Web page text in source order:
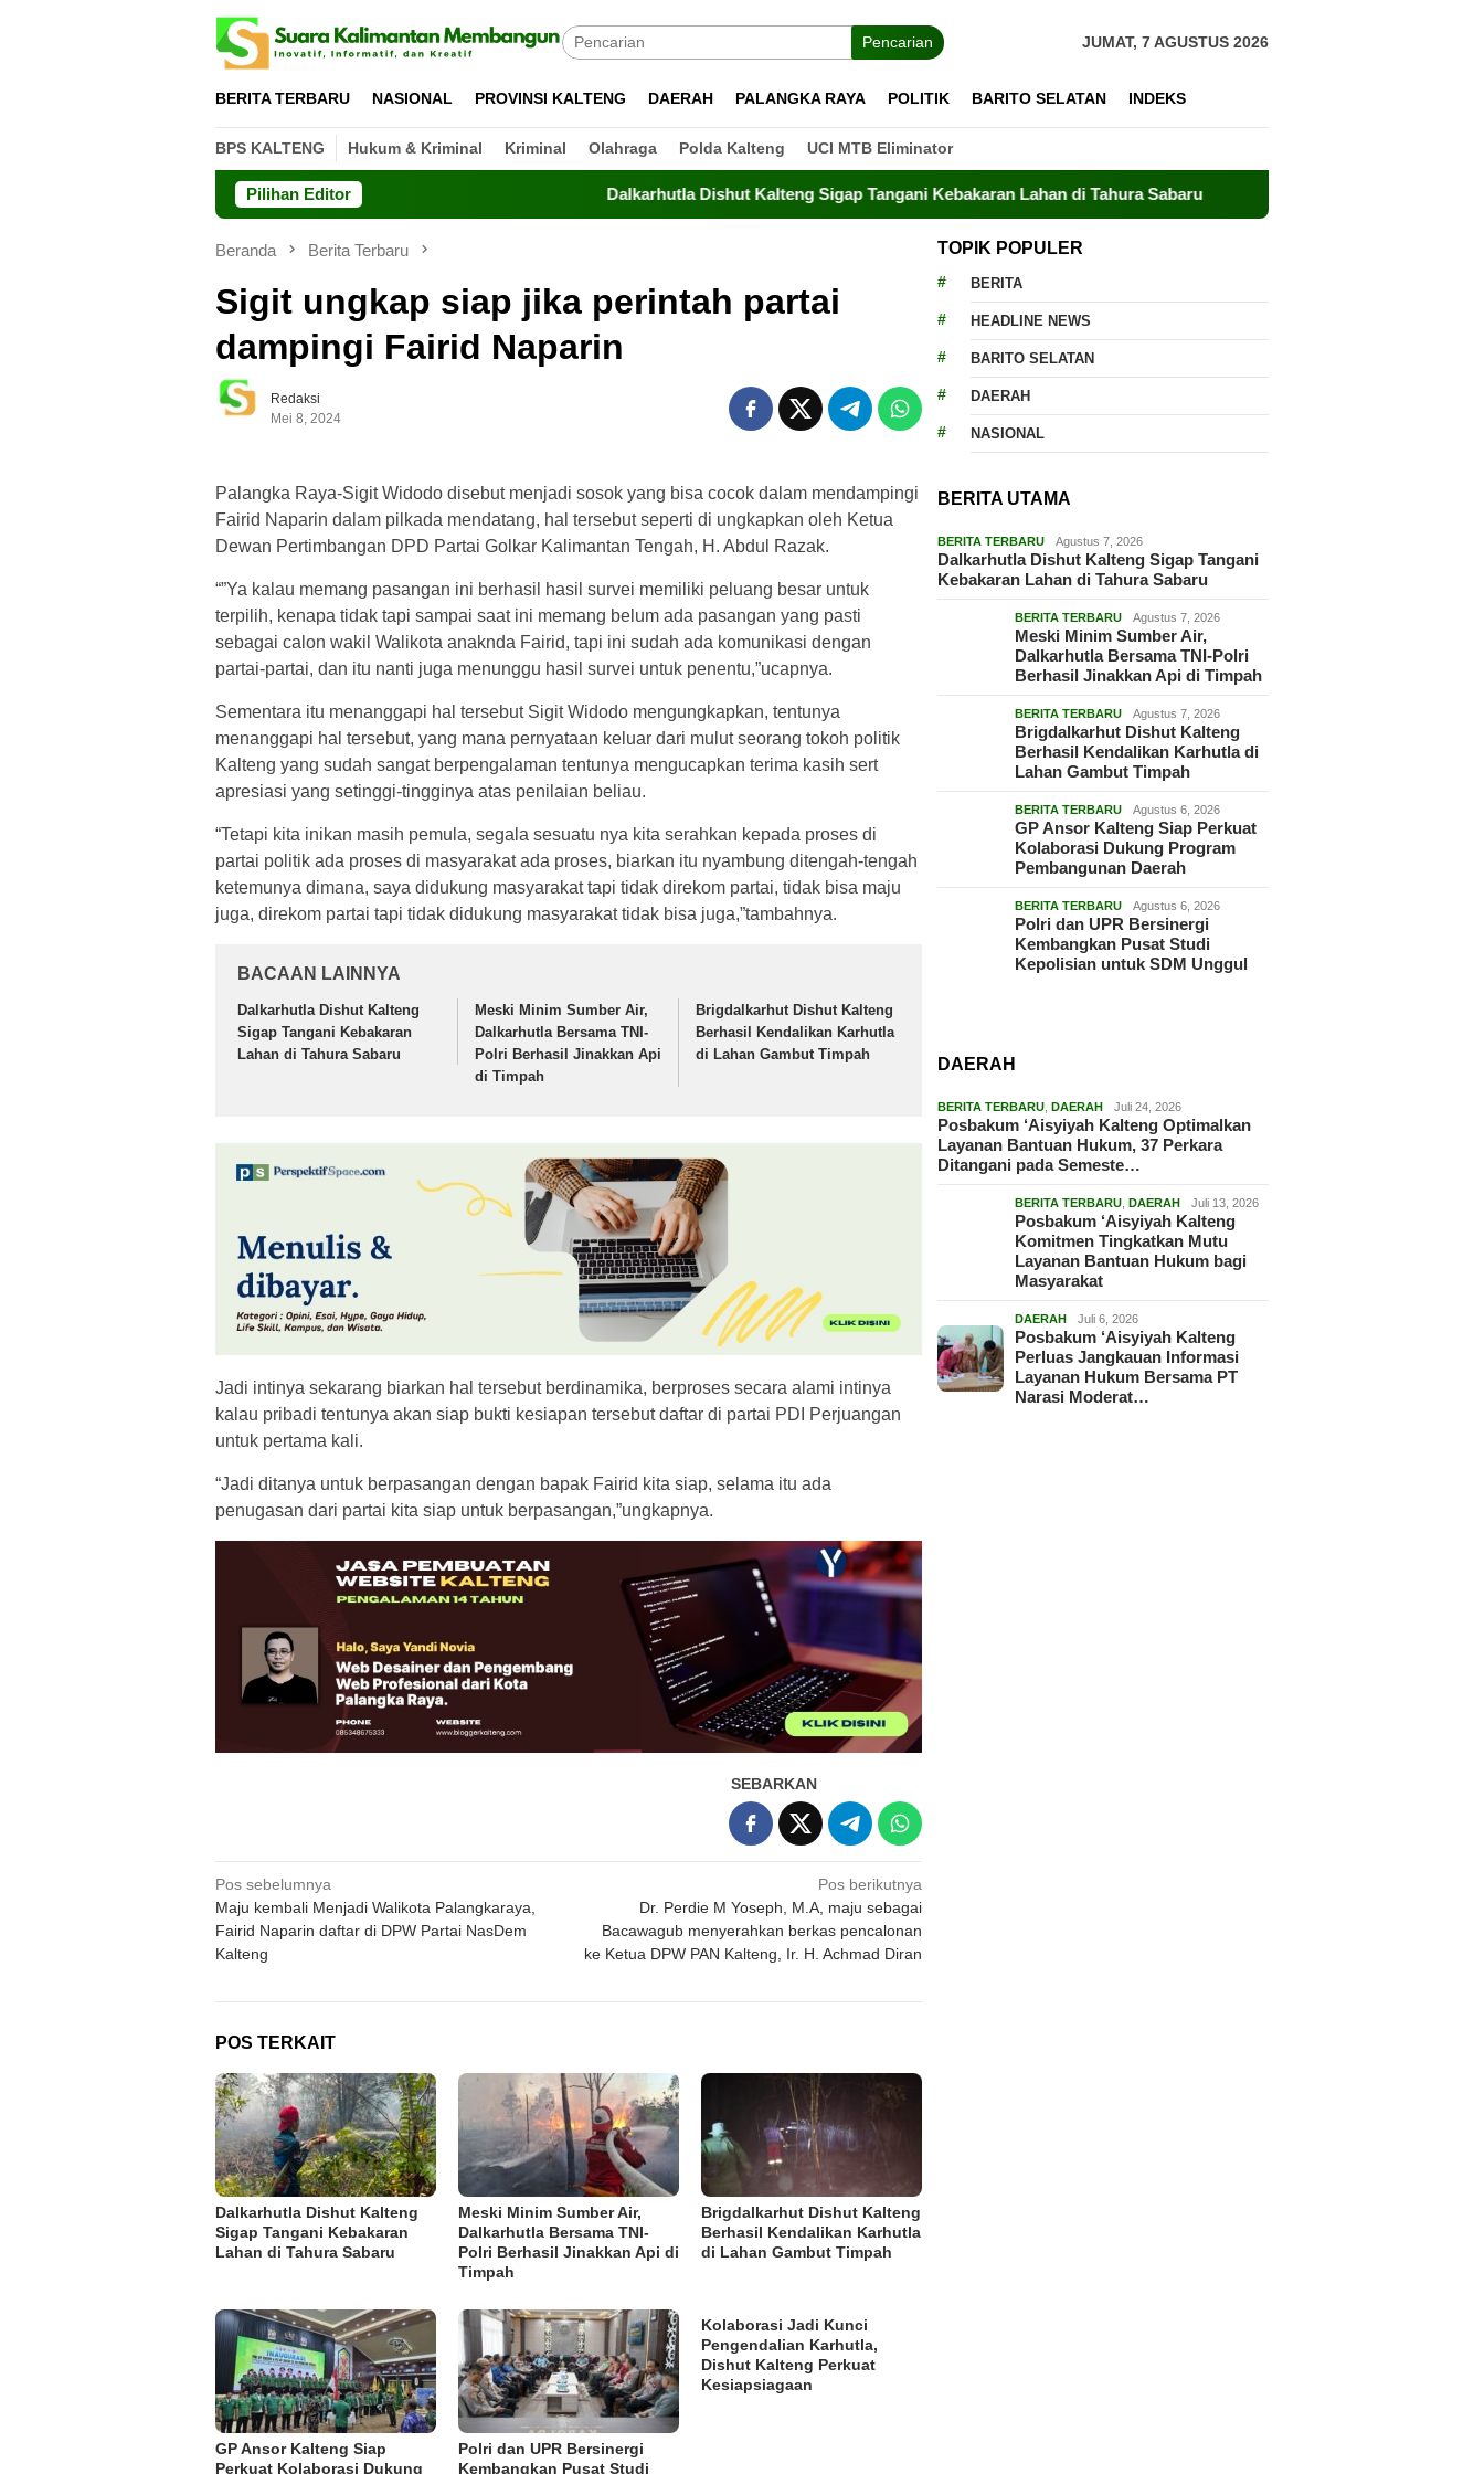
Pencarian JUMAT, 7 AGUSTUS 2026
BERITA TERBARU NASIONAL PROVINSI KALTENG DAERAH PALANGKA RAYA POLITIK BARITO SELATAN INDEKS
BPS KALTENG Hukum & Kriminal Kriminal Olahraga Polda Kalteng UCI MTB Eliminator
Pilihan Editor Dalkarhutla Dishut Kalteng Sigap Tangani Kebakaran Lahan di Tahura Sabaru Meski Minim Sumber Air, Dalkarhutla
Beranda Berita Terbaru
Sigit ungkap siap jika perintah partai
dampingi Fairid Naparin
Redaksi
Mei 8, 2024
Palangka Raya-Sigit Widodo disebut menjadi sosok yang bisa cocok dalam mendampingi
Fairid Naparin dalam pilkada mendatang, hal tersebut seperti di ungkapkan oleh Ketua
Dewan Pertimbangan DPD Partai Golkar Kalimantan Tengah, H. Abdul Razak.
“”Ya kalau memang pasangan ini berhasil hasil survei memiliki peluang besar untuk
terpilih, kenapa tidak tapi sampai saat ini memang belum ada pasangan yang pasti
sebagai calon wakil Walikota anaknda Fairid, tapi ini sudah ada komunikasi dengan
partai-partai, dan itu nanti juga menunggu hasil survei untuk penentu,”ucapnya.
Sementara itu menanggapi hal tersebut Sigit Widodo mengungkapkan, tentunya
menanggapi hal tersebut, yang mana pernyataan keluar dari mulut seorang tokoh politik
Kalteng yang sudah sangat berpengalaman tentunya mengucapkan terima kasih sert
apresiasi yang setinggi-tingginya atas penilaian beliau.
“Tetapi kita inikan masih pemula, segala sesuatu nya kita serahkan kepada proses di
partai politik ada proses di masyarakat ada proses, biarkan itu nyambung ditengah-tengah
ketemunya dimana, saya didukung masyarakat tapi tidak direkom partai, tidak bisa maju
juga, direkom partai tapi tidak didukung masyarakat tidak bisa juga,”tambahnya.
BACAAN LAINNYA
Dalkarhutla Dishut Kalteng
Sigap Tangani Kebakaran
Lahan di Tahura Sabaru
Meski Minim Sumber Air,
Dalkarhutla Bersama TNI-
Polri Berhasil Jinakkan Api
di Timpah
Brigdalkarhut Dishut Kalteng
Berhasil Kendalikan Karhutla
di Lahan Gambut Timpah
Jadi intinya sekarang biarkan hal tersebut berdinamika, berproses secara alami intinya
kalau pribadi tentunya akan siap bukti kesiapan tersebut daftar di partai PDI Perjuangan
untuk pertama kali.
“Jadi ditanya untuk berpasangan dengan bapak Fairid kita siap, selama itu ada
penugasan dari partai kita siap untuk berpasangan,”ungkapnya.
SEBARKAN
Navigasi
pos
Pos sebelumnya
Maju kembali Menjadi Walikota Palangkaraya,
Fairid Naparin daftar di DPW Partai NasDem
Kalteng
Pos berikutnya
Dr. Perdie M Yoseph, M.A, maju sebagai
Bacawagub menyerahkan berkas pencalonan
ke Ketua DPW PAN Kalteng, Ir. H. Achmad Diran
POS TERKAIT
Dalkarhutla Dishut Kalteng
Sigap Tangani Kebakaran
Lahan di Tahura Sabaru
Meski Minim Sumber Air,
Dalkarhutla Bersama TNI-
Polri Berhasil Jinakkan Api di
Timpah
Brigdalkarhut Dishut Kalteng
Berhasil Kendalikan Karhutla
di Lahan Gambut Timpah
GP Ansor Kalteng Siap
Perkuat Kolaborasi Dukung
Polri dan UPR Bersinergi
Kembangkan Pusat Studi
Kolaborasi Jadi Kunci
Pengendalian Karhutla,
Dishut Kalteng Perkuat
Kesiapsiagaan
TOPIK POPULER
BERITA
HEADLINE NEWS
BARITO SELATAN
DAERAH
NASIONAL
BERITA UTAMA
BERITA TERBARU Agustus 7, 2026
Dalkarhutla Dishut Kalteng Sigap Tangani
Kebakaran Lahan di Tahura Sabaru
BERITA TERBARU Agustus 7, 2026
Meski Minim Sumber Air,
Dalkarhutla Bersama TNI-Polri
Berhasil Jinakkan Api di Timpah
BERITA TERBARU Agustus 7, 2026
Brigdalkarhut Dishut Kalteng
Berhasil Kendalikan Karhutla di
Lahan Gambut Timpah
BERITA TERBARU Agustus 6, 2026
GP Ansor Kalteng Siap Perkuat
Kolaborasi Dukung Program
Pembangunan Daerah
BERITA TERBARU Agustus 6, 2026
Polri dan UPR Bersinergi
Kembangkan Pusat Studi
Kepolisian untuk SDM Unggul
DAERAH
BERITA TERBARU ,DAERAH Juli 24, 2026
Posbakum ‘Aisyiyah Kalteng Optimalkan
Layanan Bantuan Hukum, 37 Perkara
Ditangani pada Semeste…
BERITA TERBARU ,DAERAH Juli 13, 2026
Posbakum ‘Aisyiyah Kalteng
Komitmen Tingkatkan Mutu
Layanan Bantuan Hukum bagi
Masyarakat
DAERAH Juli 6, 2026
Posbakum ‘Aisyiyah Kalteng
Perluas Jangkauan Informasi
Layanan Hukum Bersama PT
Narasi Moderat…